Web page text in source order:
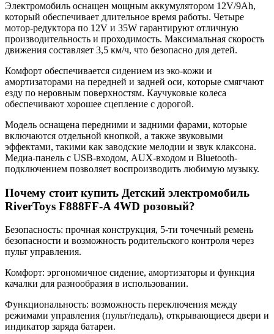
Электромобиль оснащен мощным аккумулятором 12V/9Ah,
который обеспечивает длительное время работы. Четыре
мотор-редуктора по 12V и 35W гарантируют отличную
производительность и проходимость. Максимальная скорость
движения составляет 3,5 км/ч, что безопасно для детей.
Комфорт обеспечивается сидением из эко-кожи и
амортизаторами на передней и задней оси, которые смягчают
езду по неровным поверхностям. Каучуковые колеса
обеспечивают хорошее сцепление с дорогой.
Модель оснащена передними и задними фарами, которые
включаются отдельной кнопкой, а также звуковыми
эффектами, такими как заводские мелодии и звук клаксона.
Медиа-панель с USB-входом, AUX-входом и Bluetooth-
подключением позволяет воспроизводить любимую музыку.
Почему стоит купить Детский электромобиль
RiverToys F888FF-A 4WD розовый?
Безопасность: прочная конструкция, 5-ти точечный ремень
безопасности и возможность родительского контроля через
пульт управления.
Комфорт: эргономичное сидение, амортизаторы и функция
качалки для разнообразия в использовании.
Функциональность: возможность переключения между
режимами управления (пульт/педаль), открывающиеся двери и
индикатор заряда батареи.